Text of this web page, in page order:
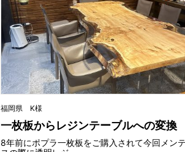
福岡県 K様
一枚板からレジンテーブルへの変換
8年前にポプラ一枚板をご購入されて今回メン